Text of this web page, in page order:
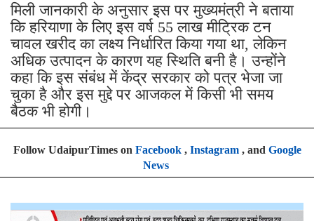
मिली जानकारी के अनुसार इस पर मुख्यमंत्री ने बताया
कि हरियाणा के लिए इस वर्ष 55 लाख मीट्रिक टन
चावल खरीद का लक्ष्य निर्धारित किया गया था, लेकिन
अधिक उत्पादन के कारण यह स्थिति बनी है। उन्होंने
कहा कि इस संबंध में केंद्र सरकार को पत्र भेजा जा
चुका है और इस मुद्दे पर आजकल में किसी भी समय
बैठक भी होगी।
Follow UdaipurTimes on Facebook, Instagram, and Google
News